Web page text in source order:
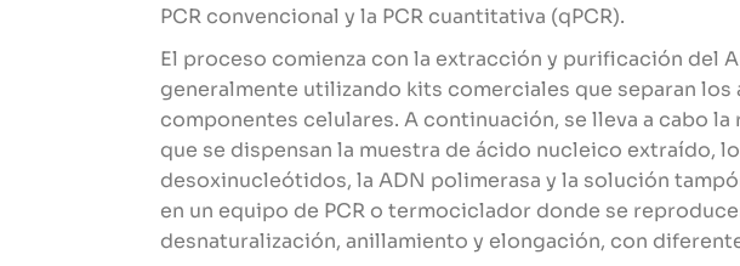
PCR convencional y la PCR cuantitativa (qPCR).
El proceso comienza con la extracción y purificación del
generalmente utilizando kits comerciales que separan
componentes celulares. A continuación, se lleva a cabo
que se dispensan la muestra de ácido nucleico extraído,
desoxinucleótidos, la ADN polimerasa y la solución
en un equipo de PCR o termociclador donde se
desnaturalización, anillamiento y elongación, con